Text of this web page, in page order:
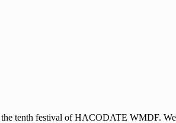
tenth festival of HACODATE WMDF.